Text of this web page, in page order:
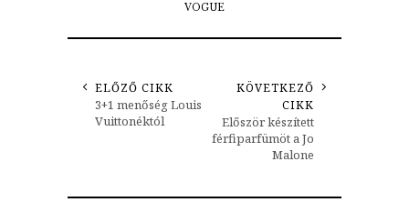
VOGUE
ELŐZŐ CIKK
3+1 menőség Louis
Vuittonéktól
KÖVETKEZŐ
CIKK
Először készített
férfiparfümöt a Jo
Malone